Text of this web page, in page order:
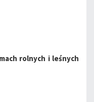
rolnych i leśnych